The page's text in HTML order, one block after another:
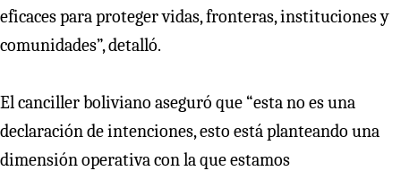
eficaces para proteger vidas, fronteras, instituciones y
comunidades”, detalló.
El canciller boliviano aseguró que “esta no es una
declaración de intenciones, esto está planteando una
dimensión operativa con la que estamos